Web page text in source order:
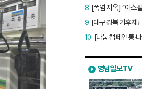
8
9
10
영남일보TV